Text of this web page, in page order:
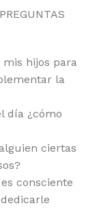
hijos para
la
día ¿cómo
ciertas
consciente